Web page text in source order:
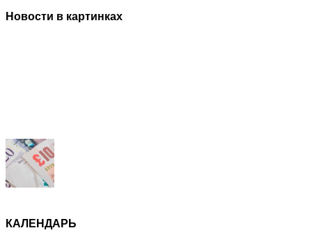
Новости в картинках
КАЛЕНДАРЬ